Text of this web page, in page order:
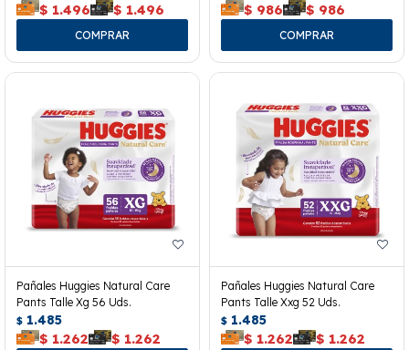
$ 1.496 $ 1.496 $ 986 $ 986
Pañales Huggies Natural Care
Pants Talle Xg 56 Uds.
$ 1.485
$ 1.262 $ 1.262
Pañales Huggies Natural Care
Pants Talle Xxg 52 Uds.
$ 1.485
$ 1.262 $ 1.262